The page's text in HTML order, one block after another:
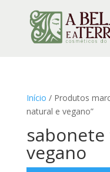
Início / Produtos
natural e vegano”
vegano